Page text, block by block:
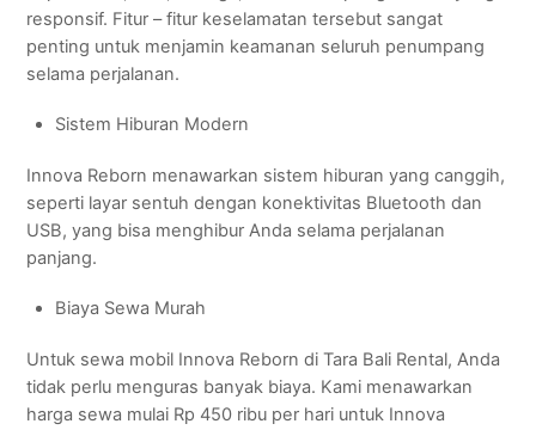
responsif. Fitur – fitur keselamatan tersebut sangat
penting untuk menjamin keamanan seluruh penumpang
selama perjalanan.
Sistem Hiburan Modern
Innova Reborn menawarkan sistem hiburan yang canggih,
seperti layar sentuh dengan konektivitas Bluetooth dan
USB, yang bisa menghibur Anda selama perjalanan
panjang.
Biaya Sewa Murah
Untuk sewa mobil Innova Reborn di Tara Bali Rental, Anda
tidak perlu menguras banyak biaya. Kami menawarkan
harga sewa mulai Rp 450 ribu per hari untuk Innova